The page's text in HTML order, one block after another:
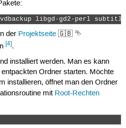
libgd-gd2-perl
der Projektseite🇬🇧 ⮷
[4].
installiert werden. Man es kann
Ordner starten. Möchte
installieren, öffnet man den Ordner
mit Root-Rechten